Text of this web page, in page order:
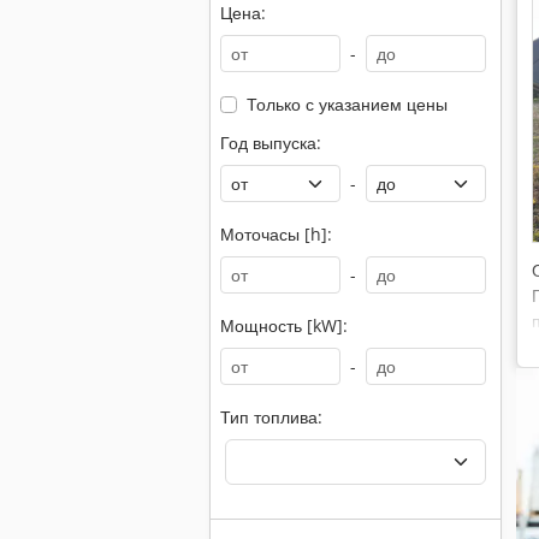
Цена:
-
Только с указанием цены
Год выпуска:
-
Моточасы [h]:
-
Мощность [kW]:
-
Тип топлива: